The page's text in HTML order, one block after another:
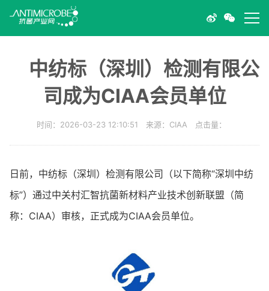
中纺标（深圳）检测有限公
司成为CIAA会员单位
时间：2026-03-23 12:10:51 来源：CIAA 点击量：
日前，中纺标（深圳）检测有限公司（以下简称“深圳中纺
标”）通过中关村汇智抗菌新材料产业技术创新联盟（简
称：CIAA）审核，正式成为CIAA会员单位。